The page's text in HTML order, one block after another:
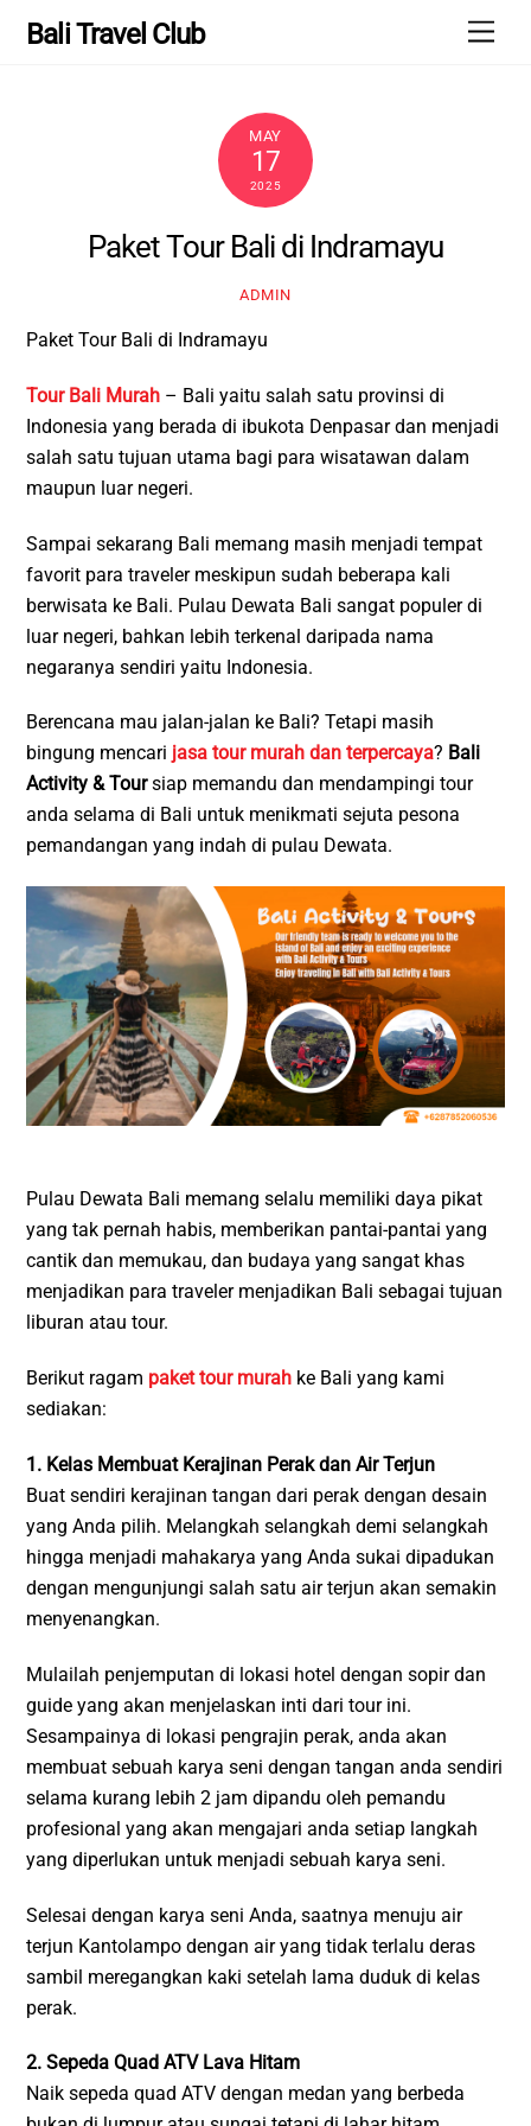
Bali Travel Club
MAY
17
2025
Paket Tour Bali di Indramayu
ADMIN
Paket Tour Bali di Indramayu
Tour Bali Murah – Bali yaitu salah satu provinsi di
Indonesia yang berada di ibukota Denpasar dan menjadi
salah satu tujuan utama bagi para wisatawan dalam
maupun luar negeri.
Sampai sekarang Bali memang masih menjadi tempat
favorit para traveler meskipun sudah beberapa kali
berwisata ke Bali. Pulau Dewata Bali sangat populer di
luar negeri, bahkan lebih terkenal daripada nama
negaranya sendiri yaitu Indonesia.
Berencana mau jalan-jalan ke Bali? Tetapi masih
bingung mencari jasa tour murah dan terpercaya? Bali
Activity & Toursiap memandu dan mendampingi tour
anda selama di Bali untuk menikmati sejuta pesona
pemandangan yang indah di pulau Dewata.
Pulau Dewata Bali memang selalu memiliki daya pikat
yang tak pernah habis, memberikan pantai-pantai yang
cantik dan memukau, dan budaya yang sangat khas
menjadikan para traveler menjadikan Bali sebagai tujuan
liburan atau tour.
Berikut ragam paket tour murah ke Bali yang kami
sediakan:
1. Kelas Membuat Kerajinan Perak dan Air Terjun
Buat sendiri kerajinan tangan dari perak dengan desain
yang Anda pilih. Melangkah selangkah demi selangkah
hingga menjadi mahakarya yang Anda sukai dipadukan
dengan mengunjungi salah satu air terjun akan semakin
menyenangkan.
Mulailah penjemputan di lokasi hotel dengan sopir dan
guide yang akan menjelaskan inti dari tour ini.
Sesampainya di lokasi pengrajin perak, anda akan
membuat sebuah karya seni dengan tangan anda sendiri
selama kurang lebih 2 jam dipandu oleh pemandu
profesional yang akan mengajari anda setiap langkah
yang diperlukan untuk menjadi sebuah karya seni.
Selesai dengan karya seni Anda, saatnya menuju air
terjun Kantolampo dengan air yang tidak terlalu deras
sambil meregangkan kaki setelah lama duduk di kelas
perak.
2. Sepeda Quad ATV Lava Hitam
Naik sepeda quad ATV dengan medan yang berbeda